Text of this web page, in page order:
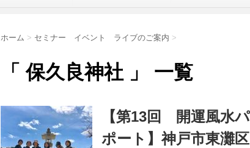
ホーム > セミナー イベント ライブのご案内 >
「 保久良神社 」 一覧
【第13回 開運風水
ポート】神戸市東